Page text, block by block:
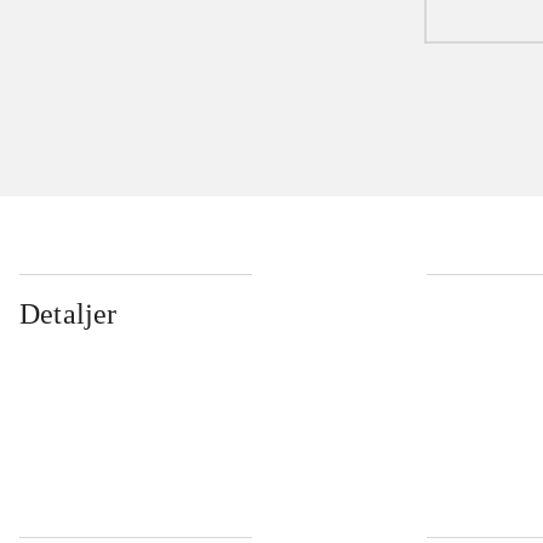
Detaljer